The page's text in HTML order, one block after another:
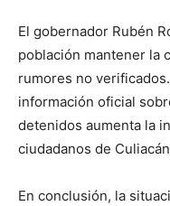
El gobernador Rubén
población mantener la
rumores no
información oficial
detenidos aumenta la
ciudadanos de
En conclusión, la